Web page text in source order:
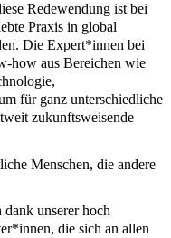
Redewendung ist bei
Praxis in global
Die Expert*innen bei
how aus Bereichen wie
für ganz unterschiedliche
zukunftsweisende
Menschen, die andere
unserer hoch
die sich an allen